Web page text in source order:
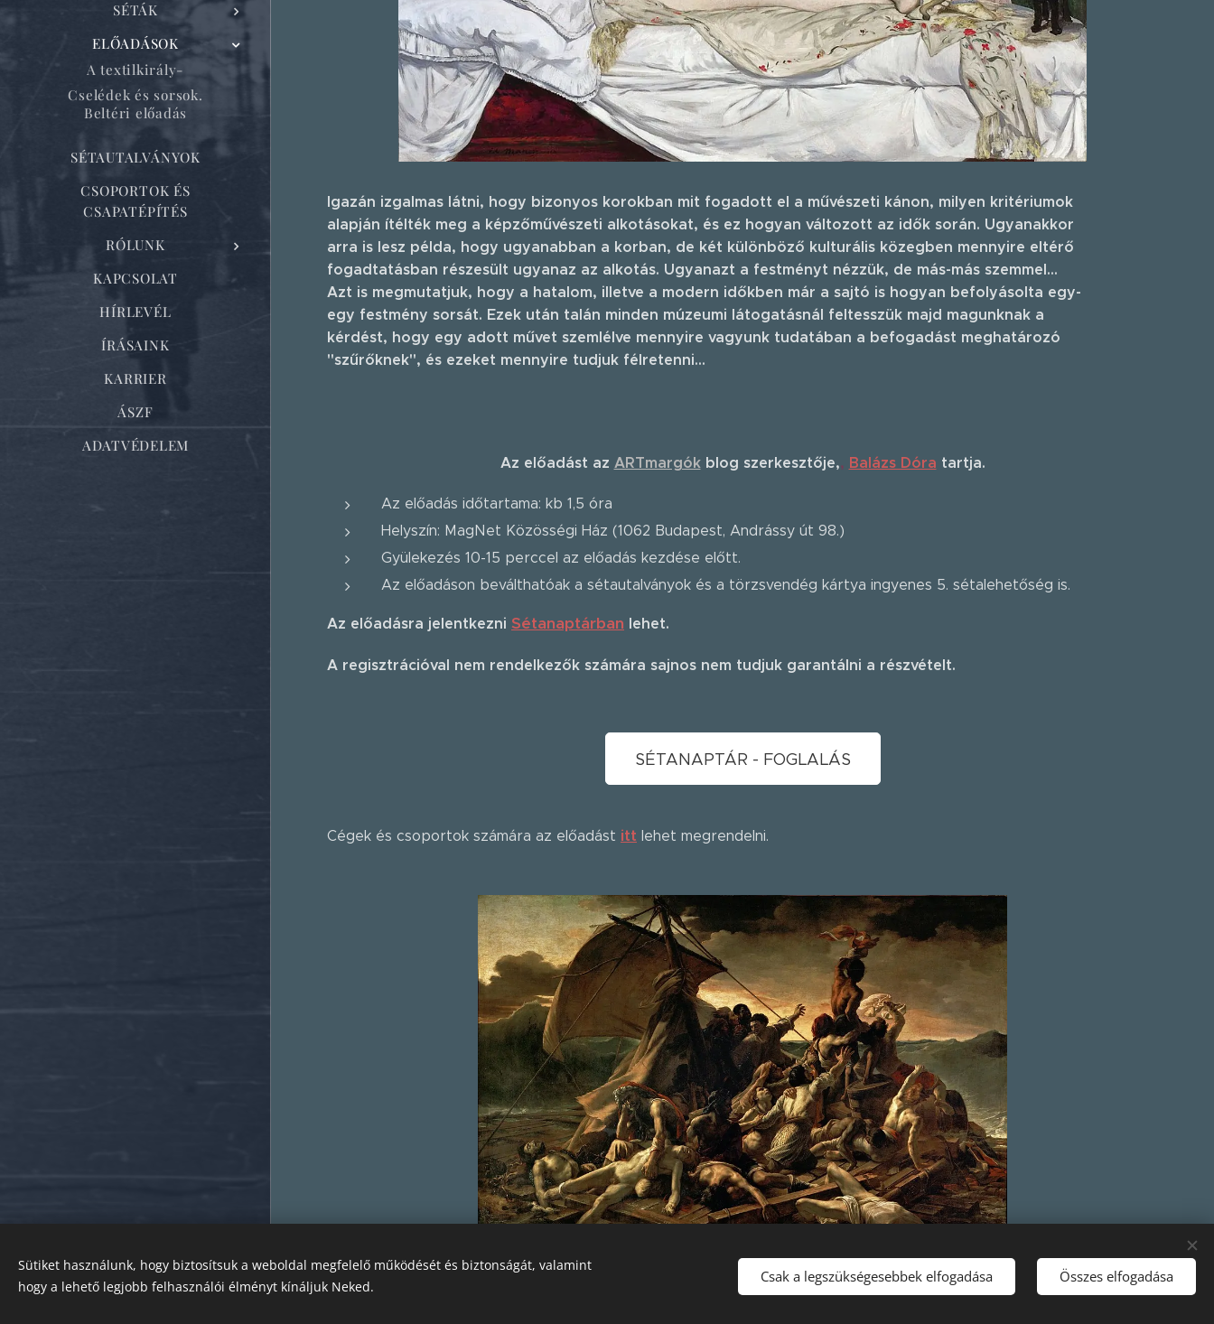
SÉTÁK
ELŐADÁSOK
A textilkirály-
Cselédek és sorsok.
Beltéri előadás
SÉTAUTALVÁNYOK
CSOPORTOK ÉS
CSAPATÉPÍTÉS
RÓLUNK
KAPCSOLAT
HÍRLEVÉL
ÍRÁSAINK
KARRIER
ÁSZF
ADATVÉDELEM
Igazán izgalmas látni, hogy bizonyos korokban mit fogadott el a művészeti kánon, milyen kritériumok
alapján ítélték meg a képzőművészeti alkotásokat, és ez hogyan változott az idők során. Ugyanakkor
arra is lesz példa, hogy ugyanabban a korban, de két különböző kulturális közegben mennyire eltérő
fogadtatásban részesült ugyanaz az alkotás. Ugyanazt a festményt nézzük, de más-más szemmel...
Azt is megmutatjuk, hogy a hatalom, illetve a modern időkben már a sajtó is hogyan befolyásolta egy-
egy festmény sorsát. Ezek után talán minden múzeumi látogatásnál feltesszük majd magunknak a
kérdést, hogy egy adott művet szemlélve mennyire vagyunk tudatában a befogadást meghatározó
"szűrőknek", és ezeket mennyire tudjuk félretenni...
Az előadást az ARTmargókblog szerkesztője,, Balázs Dóra tartja.
Az előadás időtartama: kb 1,5 óra
Helyszín: MagNet Közösségi Ház (1062 Budapest, Andrássy út 98.)
Gyülekezés 10-15 perccel az előadás kezdése előtt.
Az előadáson beválthatóak a sétautalványok és a törzsvendég kártya ingyenes 5. sétalehetőség is.
Az előadásra jelentkezni Sétanaptárban lehet.
A regisztrációval nem rendelkezők számára sajnos nem tudjuk garantálni a részvételt.
SÉTANAPTÁR - FOGLALÁS
Cégek és csoportok számára az előadást itt lehet megrendelni.
.
info@korzozzvelunk.hu
Sütiket használunk, hogy biztosítsuk a weboldal megfelelő működését és biztonságát, valamint
hogy a lehető legjobb felhasználói élményt kínáljuk Neked.
Csak a legszükségesebbek elfogadása Összes elfogadása